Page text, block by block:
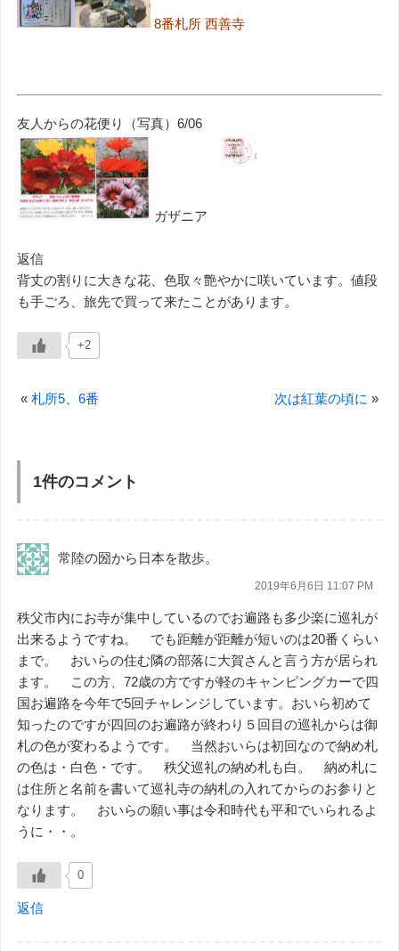
8番札所 西善寺
友人からの花便り（写真）6/06
ガザニア
返信
背丈の割りに大きな花、色取々艶やかに咲いています。値段
も手ごろ、旅先で買って来たことがあります。
+2
« 札所5、6番 次は紅葉の頃に »
1件のコメント
常陸の圀から日本を散歩。
2019年6月6日 11:07 PM
秩父市内にお寺が集中しているのでお遍路も多少楽に巡礼が
出来るようですね。 でも距離が距離が短いのは20番くらい
まで。 おいらの住む隣の部落に大賀さんと言う方が居られ
ます。 この方、72歳の方ですが軽のキャンピングカーで四
国お遍路を今年で5回チャレンジしています。おいら初めて
知ったのですが四回のお遍路が終わり５回目の巡礼からは御
札の色が変わるようです。 当然おいらは初回なので納め札
の色は・白色・です。 秩父巡礼の納め札も白。 納め札に
は住所と名前を書いて巡礼寺の納札の入れてからのお参りと
なります。 おいらの願い事は令和時代も平和でいられるよ
うに・・。
0
返信